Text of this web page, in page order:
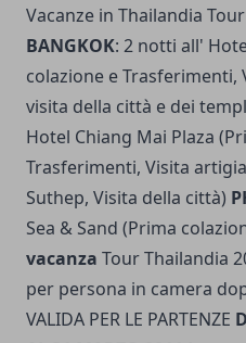
Vacanze in Thailandia
BANGKOK: 2 notti all'
colazione e Trasferimenti,
visita della città e dei
Hotel Chiang Mai Plaza
Trasferimenti, Visita
Suthep, Visita della città)
Sea & Sand (Prima
vacanza Tour Thailandia
per persona in camera
VALIDA PER LE PARTENZE